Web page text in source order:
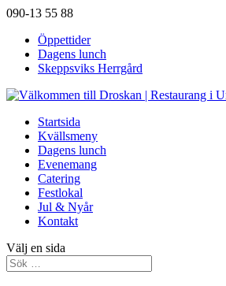
090-13 55 88
Öppettider
Dagens lunch
Skeppsviks Herrgård
Startsida
Kvällsmeny
Dagens lunch
Evenemang
Catering
Festlokal
Jul & Nyår
Kontakt
Välj en sida